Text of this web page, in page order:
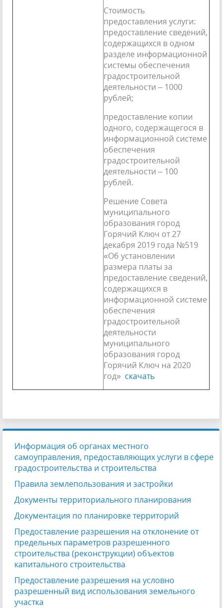
Стоимость
предоставления услуги:
предоставление сведений,
содержащихся в одном
разделе информационной
системы обеспечения
градостроительной
деятельности – 1000
рублей;
предоставление копии
одного, содержащегося в
информационной системе
обеспечения
градостроительной
деятельности – 100
рублей.
Решение Совета
муниципального
образования город
Горячий Ключ от 27
декабря 2019 года №519
«Об установлении
размера платы за
предоставление сведений,
содержащихся в
информационной системе
обеспечения
градостроительной
деятельности
муниципального
образования город
Горячий Ключ на 2020
год» скачать
Информация об органах местного
самоуправления, предоставляющих услуги в сфере
градостроительства и строительства
Правила землепользования и застройки
Документы территориального планирования
Документация по планировке территорий
Предоставление разрешения на отклонение от
предельных параметров разрешенного
строительства (реконструкции) объектов
капитального строительства
Предоставление разрешения на условно
разрешенный вид использования земельного
участка